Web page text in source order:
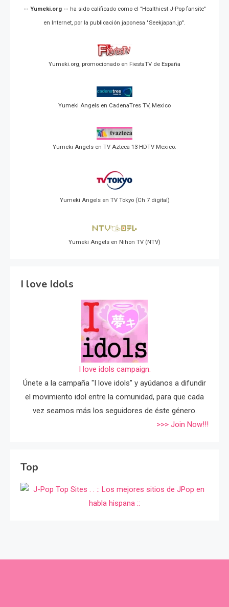
-- Yumeki.org -- ha sido calificado como el "Healthiest J-Pop fansite"
en Internet, por la publicación japonesa "Seekjapan.jp".
Yumeki.org, promocionado en FiestaTV de España
Yumeki Angels en CadenaTres TV, Mexico
Yumeki Angels en TV Azteca 13 HDTV Mexico.
Yumeki Angels en TV Tokyo (Ch 7 digital)
Yumeki Angels en Nihon TV (NTV)
I love Idols
I love idols campaign.
Únete a la campaña "I love idols" y ayúdanos a difundir
el movimiento idol entre la comunidad, para que cada
vez seamos más los seguidores de éste género.
>>> Join Now!!!
Top